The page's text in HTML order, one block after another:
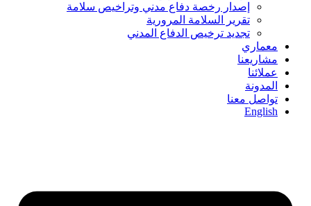
إصدار رخصة دفاع مدني وتراخيص سلامة
تقرير السلامة المرورية
تجديد ترخيص الدفاع المدني
معماري
مشاريعنا
عملائنا
المدونة
تواصل معنا
English